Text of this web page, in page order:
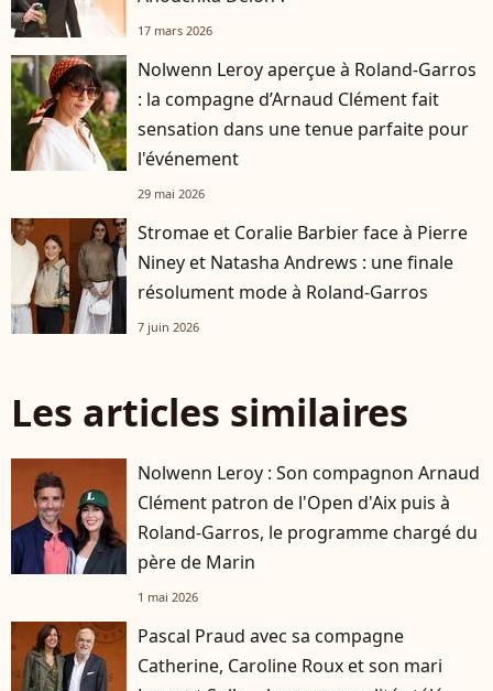
17 mars 2026
Nolwenn Leroy aperçue à Roland-Garros
: la compagne d’Arnaud Clément fait
sensation dans une tenue parfaite pour
l'événement
29 mai 2026
Stromae et Coralie Barbier face à Pierre
Niney et Natasha Andrews : une finale
résolument mode à Roland-Garros
7 juin 2026
Les articles similaires
Nolwenn Leroy : Son compagnon Arnaud
Clément patron de l'Open d'Aix puis à
Roland-Garros, le programme chargé du
père de Marin
1 mai 2026
Pascal Praud avec sa compagne
Catherine, Caroline Roux et son mari